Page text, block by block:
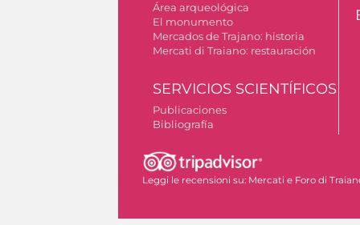
Área arqueológica
El monumento
Mercados de Trajano: historia
Mercati di Traiano: restauración
SERVICIOS SCIENTÍFICOS
Publicaciones
Bibliografía
Leggi le recensioni su: Mercati e Foro di